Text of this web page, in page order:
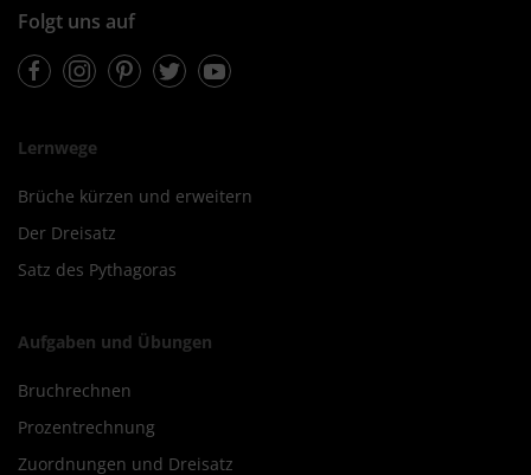
Folgt uns auf
FacebookInstagramPinterestTwitterYoutube
Lernwege
Brüche kürzen und erweitern
Der Dreisatz
Satz des Pythagoras
Aufgaben und Übungen
Bruchrechnen
Prozentrechnung
Zuordnungen und Dreisatz